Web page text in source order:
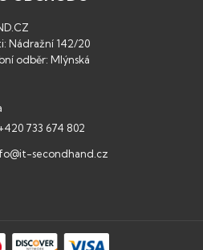
Nádražní 142/20
odběr: Mlýnská
733 674 802
secondhand.cz